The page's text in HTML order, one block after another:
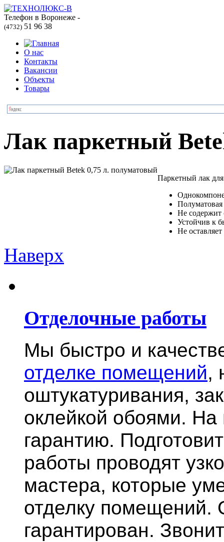
Телефон в Воронеже -
(4732) 51 96 38
О нас
Контакты
Вакансии
Объекты
Товары
Лак паркетный
Паркетный лак для
Полуматовая
Не содержит
Устойчив к
Не
Наверх
Отделочные работы
Мы быстро и
отделке помещений,
оштукатуривания,
оклейкой обоями.
гарантию.
работы проводят
мастера, которые
отделку помещений.
гарантирован.